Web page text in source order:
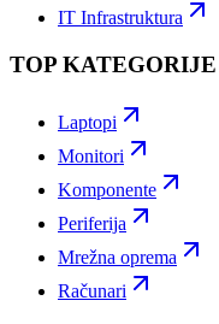
IT Infrastruktura
TOP KATEGORIJE
Laptopi
Monitori
Komponente
Periferija
Mrežna oprema
Računari